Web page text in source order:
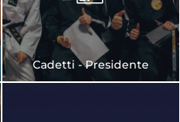
Cadetti - Presidente